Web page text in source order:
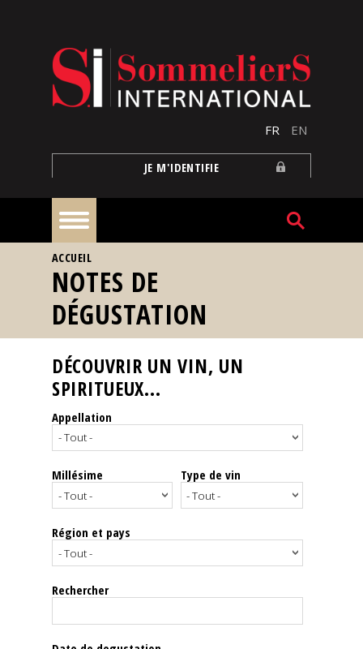
FR EN
JE M'IDENTIFIE
À
la
une
Reportages
Nos
Spiritueux
Notes
dégustation
Le
magazine
VOUS ÊTES ICI
ACCUEIL
NOTES DE
DÉGUSTATION
DÉCOUVRIR UN VIN, UN
SPIRITUEUX...
Appellation
Millésime Type de vin
Région et pays
Rechercher